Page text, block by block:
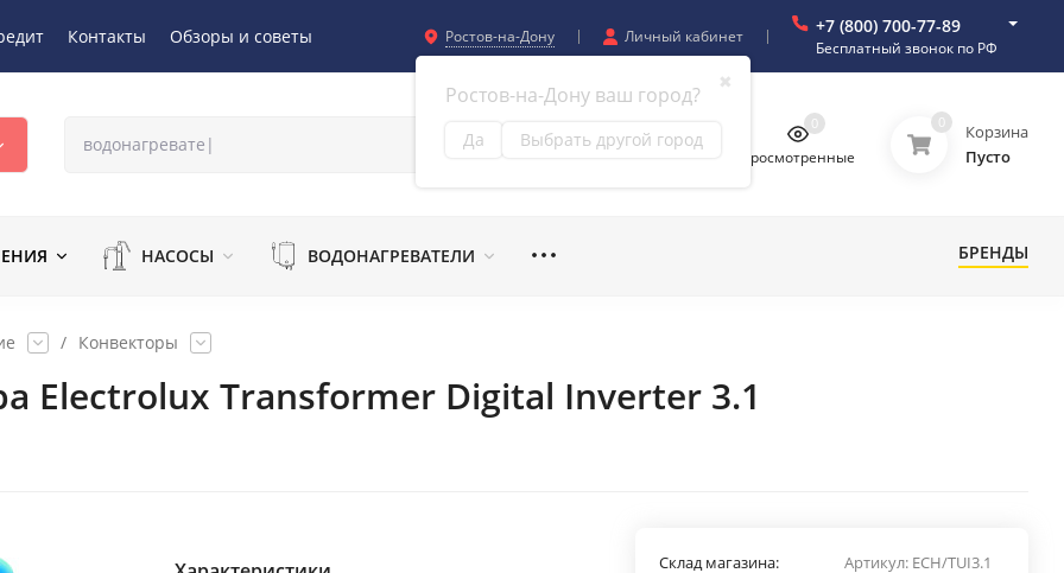
Контакты Обзоры и советы Ростов-на-Дону
✖
Ростов-на-Дону ваш город?
Да Выбрать другой город
Личный кабинет +7 (800) 700-77-89
Бесплатный звонок по РФ
Просмотренные
0 0
Корзина
Пусто
НАСОСЫ ВОДОНАГРЕВАТЕЛИ БРЕНДЫ
/ Конвекторы
Electrolux Transformer Digital Inverter 3.1
Артикул: ECH/TUI3.1
Склад магазина: